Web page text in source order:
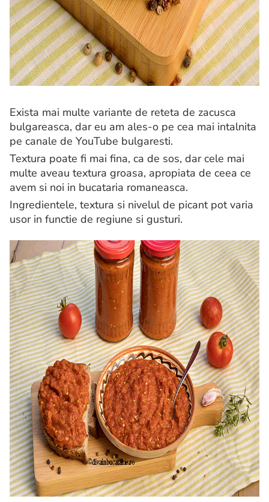
Exista mai multe variante de reteta de zacusca
bulgareasca, dar eu am ales-o pe cea mai intalnita
pe canale de YouTube bulgaresti.
Textura poate fi mai fina, ca de sos, dar cele mai
multe aveau textura groasa, apropiata de ceea ce
avem si noi in bucataria romaneasca.
Ingredientele, textura si nivelul de picant pot varia
usor in functie de regiune si gusturi.